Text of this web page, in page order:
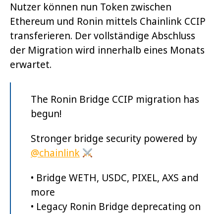
Nutzer können nun Token zwischen
Ethereum und Ronin mittels Chainlink CCIP
transferieren. Der vollständige Abschluss
der Migration wird innerhalb eines Monats
erwartet.
The Ronin Bridge CCIP migration has
begun!
Stronger bridge security powered by
@chainlink
• Bridge WETH, USDC, PIXEL, AXS and
more
• Legacy Ronin Bridge deprecating on